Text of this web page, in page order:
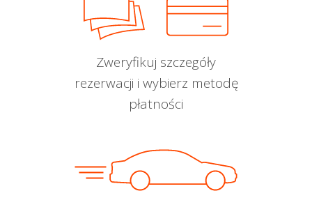
Zweryfikuj szczegóły
rezerwacji i wybierz metodę
płatności